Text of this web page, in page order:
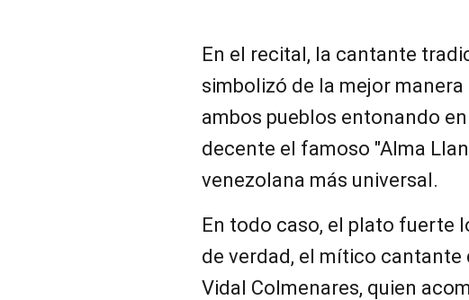
En el recital, la cantante
simbolizó de la mejor
ambos pueblos entonando
decente el famoso "Alma
venezolana más universal.
En todo caso, el plato fuerte
de verdad, el mítico cantante
Vidal Colmenares, quien